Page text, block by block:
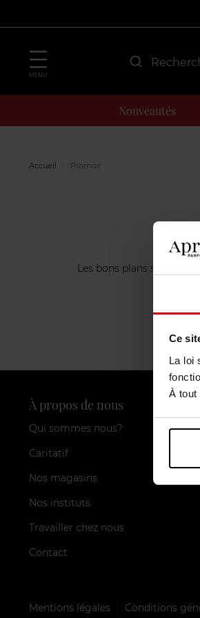
Ce
La loi
À tout
MENU
Nouveautés
Accueil Promos
Les bons plans sur vos
À propos de nous
Qui sommes nous?
Caritatif
Nos magasins
Nos instituts
Travailler chez nous
Contact
Mentions légales Conditions